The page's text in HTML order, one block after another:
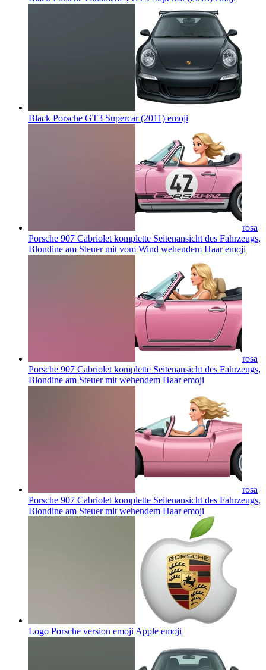
Black Porsche GT3 Supercar (2011) emoji
rosa
Porsche 907 Cabriolet komplette Seitenansicht des Fahrzeugs,
Blondine am Steuer mit vom Wind wehendem Haaremoji
rosa
Porsche 907 Cabriolet komplette Seitenansicht des Fahrzeugs,
Blondine am Steuer mit wehendem Haaremoji
rosa
Porsche 907 Cabriolet komplette Seitenansicht des Fahrzeugs,
Blondine am Steuer mit wehendem Haaremoji
Logo Porsche version emoji Apple emoji